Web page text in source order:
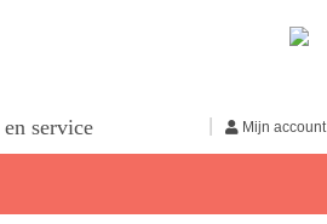
service Mijn account